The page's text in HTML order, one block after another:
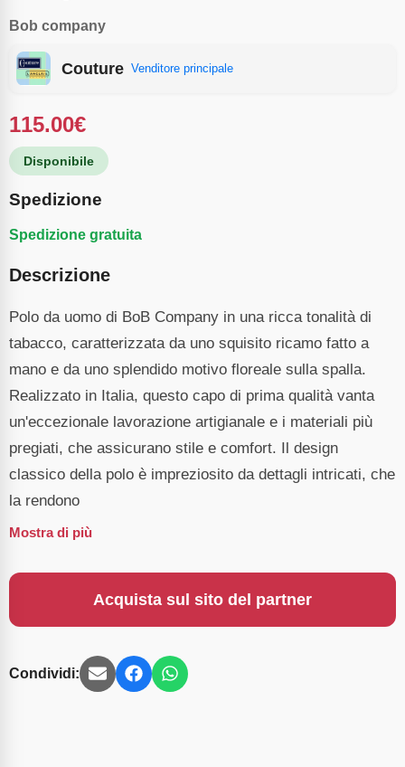
Bob company
Couture Venditore principale
115.00€
Disponibile
Spedizione
Spedizione gratuita
Descrizione
Polo da uomo di BoB Company in una ricca tonalità di
tabacco, caratterizzata da uno squisito ricamo fatto a
mano e da uno splendido motivo floreale sulla spalla.
Realizzato in Italia, questo capo di prima qualità vanta
un'eccezionale lavorazione artigianale e i materiali più
pregiati, che assicurano stile e comfort. Il design
classico della polo è impreziosito da dettagli intricati, che
la rendono
Mostra di più
Acquista sul sito del partner
Condividi: